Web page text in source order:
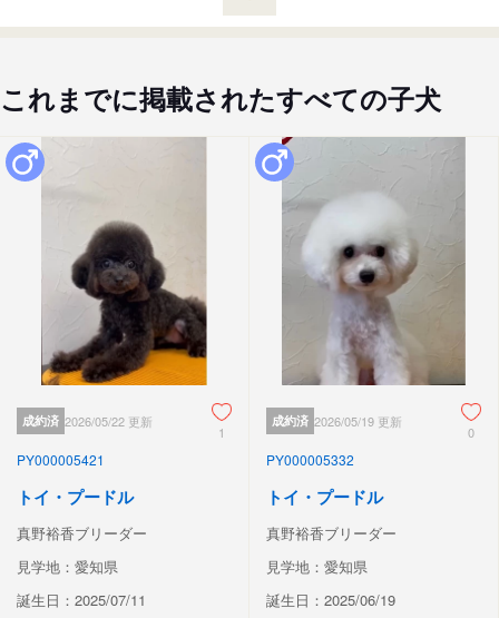
これまでに掲載されたすべての子犬
成約済 2026/05/22 更新
1
PY000005421
トイ・プードル
真野裕香ブリーダー
見学地：愛知県
誕生日：2025/07/11
成約済 2026/05/19 更新
0
PY000005332
トイ・プードル
真野裕香ブリーダー
見学地：愛知県
誕生日：2025/06/19